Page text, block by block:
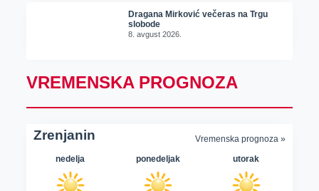
Dragana Mirković večeras na Trgu
slobode
8. avgust 2026.
VREMENSKA PROGNOZA